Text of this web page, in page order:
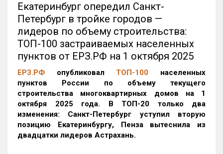
Екатеринбург опередил Санкт-
Петербург в тройке городов —
лидеров по объему строительства:
ТОП-100 застраиваемых населенных
пунктов от ЕРЗ.РФ на 1 октября 2025
ЕРЗ.РФ опубликовал ТОП-100 населенных
пунктов России по объему текущего
строительства многоквартирных домов на 1
октября 2025 года. В ТОП-20 только два
изменения: Санкт-Петербург уступил вторую
позицию Екатеринбургу, Пенза вытеснила из
двадцатки лидеров Астрахань.